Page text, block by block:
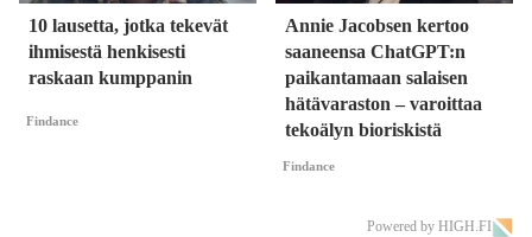
10 lausetta, jotka tekevät
ihmisestä henkisesti
raskaan kumppanin
Findance
Annie Jacobsen kertoo
saaneensa ChatGPT:n
paikantamaan salaisen
hätävaraston – varoittaa
tekoälyn bioriskistä
Findance
Powered by HIGH.FI